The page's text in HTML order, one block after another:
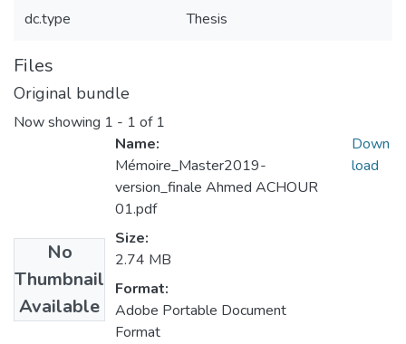
dc.type Thesis
Files
Original bundle
Now showing 1 - 1 of 1
No
Thumbnail
Available
Name:
Mémoire_Master2019-
version_finale Ahmed ACHOUR
01.pdf
Size:
2.74 MB
Format:
Adobe Portable Document
Format
Down
load